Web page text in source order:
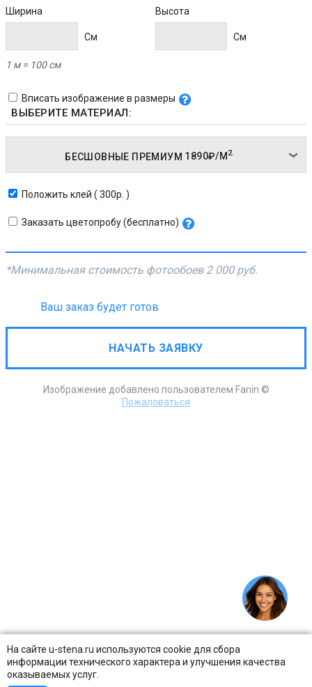
На сайте u-stena.ru используются cookie для сбора
информации технического характера и улучшения качества
оказываемых услуг.
Ширина
Cм
Высота
Cм
1 м = 100 см
Вписать изображение в размеры
ВЫБЕРИТЕ МАТЕРИАЛ:
БЕСШОВНЫЕ ПРЕМИУМ 1890₽/М 2
Положить клей ( 300р. )
Заказать цветопробу (бесплатно)
*Минимальная стоимость фотообоев 2 000 руб.
Ваш заказ будет готов
НАЧАТЬ ЗАЯВКУ
Изображение добавлено пользователем Fanin ©
Пожаловаться